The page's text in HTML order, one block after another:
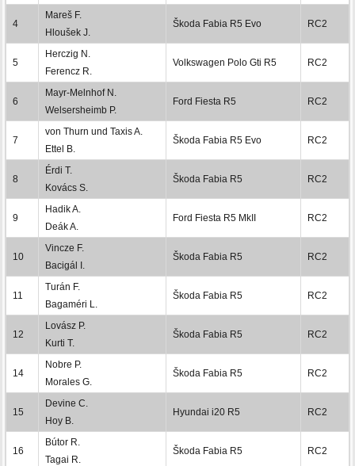
4
Mareš F.
Hloušek J.
Škoda Fabia R5 Evo RC2
5
Herczig N.
Ferencz R.
Volkswagen Polo Gti R5 RC2
6
Mayr-Melnhof N.
Welsersheimb P.
Ford Fiesta R5 RC2
7
von Thurn und Taxis A.
Ettel B.
Škoda Fabia R5 Evo RC2
8
Érdi T.
Kovács S.
Škoda Fabia R5 RC2
9
Hadik A.
Deák A.
Ford Fiesta R5 MkII RC2
10
Vincze F.
Bacigál I.
Škoda Fabia R5 RC2
11
Turán F.
Bagaméri L.
Škoda Fabia R5 RC2
12
Lovász P.
Kurti T.
Škoda Fabia R5 RC2
14
Nobre P.
Morales G.
Škoda Fabia R5 RC2
15
Devine C.
Hoy B.
Hyundai i20 R5 RC2
16
Bútor R.
Tagai R.
Škoda Fabia R5 RC2